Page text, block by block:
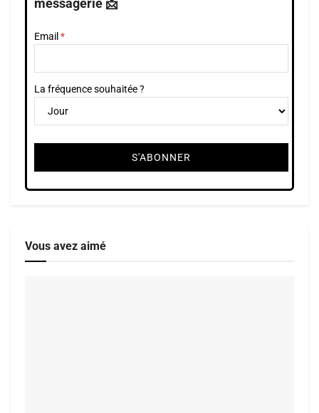
messagerie 📩
Email
La fréquence souhaitée ?
Vous avez aimé